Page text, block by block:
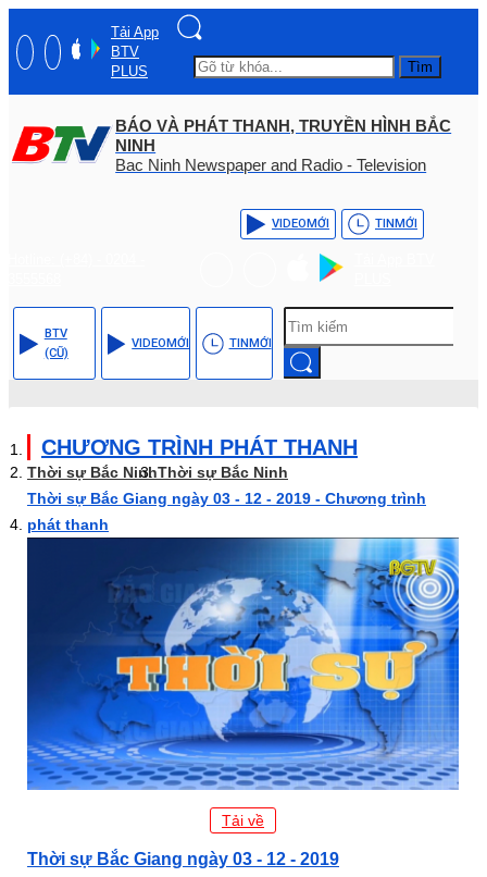
Tải App
BTV
PLUS
Tìm
BÁO VÀ PHÁT THANH, TRUYỀN HÌNH BẮC
NINH
Bac Ninh Newspaper and Radio - Television
VIDEOMỚI TINMỚI
BTV
(CŨ)
VIDEOMỚI TINMỚI
CHƯƠNG TRÌNH PHÁT THANH
Thời sự Bắc NinhThời sự Bắc Ninh
Thời sự Bắc Giang ngày 03 - 12 - 2019 - Chương trình
phát thanh
Tải về
Thời sự Bắc Giang ngày 03 - 12 - 2019